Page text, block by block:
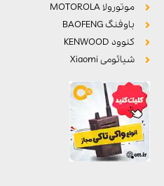
موتورولا MOTOROLA
باوفنگ BAOFENG
کنوود KENWOOD
شیائومی Xiaomi